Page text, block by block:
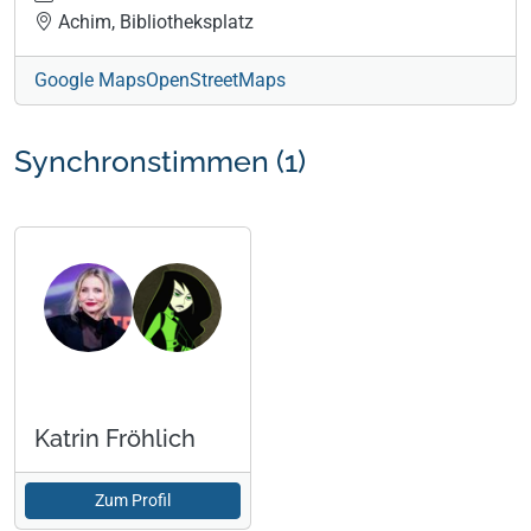
Achim, Bibliotheksplatz
Google MapsOpenStreetMaps
Synchronstimmen (1)
Katrin Fröhlich
Zum Profil